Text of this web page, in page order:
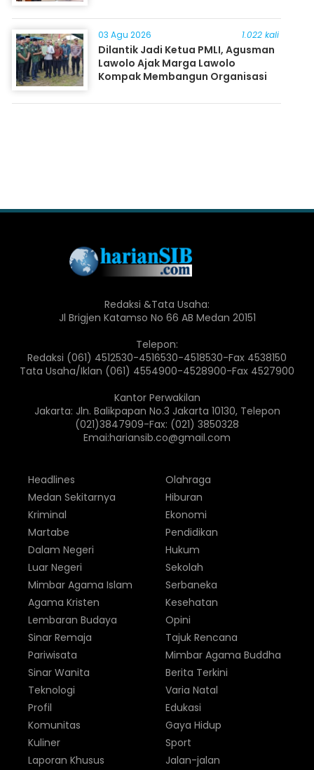
03 Agu 2026 1.022 kali
Dilantik Jadi Ketua PMLI, Agusman
Lawolo Ajak Marga Lawolo
Kompak Membangun Organisasi
Redaksi &Tata Usaha:
Jl Brigjen Katamso No 66 AB Medan 20151
Telepon:
Redaksi (061) 4512530-4516530-4518530-Fax 4538150
Tata Usaha/Iklan (061) 4554900-4528900-Fax 4527900
Kantor Perwakilan
Jakarta: Jln. Balikpapan No.3 Jakarta 10130, Telepon
(021)3847909-Fax: (021) 3850328
Emai:hariansib.co@gmail.com
Headlines
Medan Sekitarnya
Kriminal
Martabe
Dalam Negeri
Luar Negeri
Olahraga
Hiburan
Ekonomi
Pendidikan
Hukum
Sekolah
Mimbar Agama Islam
Agama Kristen
Lembaran Budaya
Sinar Remaja
Pariwisata
Sinar Wanita
Serbaneka
Kesehatan
Opini
Tajuk Rencana
Mimbar Agama Buddha
Berita Terkini
Teknologi
Profil
Komunitas
Kuliner
Laporan Khusus
Varia Natal
Edukasi
Gaya Hidup
Sport
Jalan-jalan